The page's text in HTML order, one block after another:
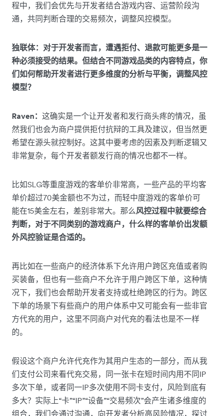
程中，我们会优先与开发者结合游戏内容、运营阶段沟
通，共同判断合理的交易频次，调整风控模型。
独联体：对于开发者而言，遭遇拒付、退款可能更多是一
种必须接受的结果。但结合不同游戏品类的内容特点，你
们如何帮助开发者进行更多维度的分析与平衡，调整风控
模型？
Raven： 这确实是一个让开发者和发行商头疼的情况，虽
然我们也会为商户提供拒付抗辩的工具及建议，但当然更
希望在源头就控制好。这其中要考虑的因素及判断逻辑又
非常复杂，每个开发者额发行商的情况也都不一样。
比如SLG等重度游戏的客单价非常高，一些产品的平均客
单价超过70美金额也不为过，而轻中度游戏的客单价可
能在15美金左右，差别非常大。那么风控过程中就要综合
判断，对于不同类别的游戏商户，什么样的客单价出发额
外风控验证是合适的。
再比如在一些商户的经济体系下允许用户跨区充值或者购
买装备，但也有一些商户不允许于用户跨区下单，这种情
况下，我们也会帮助开发者支持或杜绝跨区的行为。跨区
下单的场景下有些商户的用户体系中又可能会有一些非官
方代充的用户，这里不同商户对代充的看法也是不一样
的。
假设这个商户允许代充作为其用户生态的一部分，而从我
们支付公司来看代充交易，同一张卡在短时间内用不同IP
多次下单，或者同一IP多次使用不同卡支付，风险到底有
多大？实际上“卡”“IP”“设备”“交易频次”会产生诸多维度的
组合，我们会通过沟通，向开发者分析高风险情况，探讨